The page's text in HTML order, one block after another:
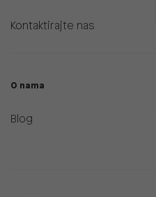
Kontaktirajte nas
O nama
Blog